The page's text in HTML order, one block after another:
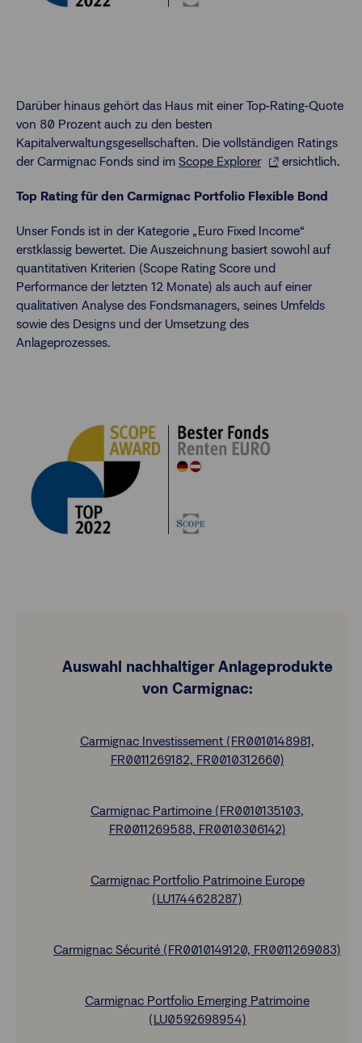
Darüber hinaus gehört das Haus mit einer Top-Rating-Quote
von 80 Prozent auch zu den besten
Kapitalverwaltungsgesellschaften. Die vollständigen Ratings
der Carmignac Fonds sind im Scope Explorer ersichtlich.
Top Rating für den Carmignac Portfolio Flexible Bond
Unser Fonds ist in der Kategorie „Euro Fixed Income“
erstklassig bewertet. Die Auszeichnung basiert sowohl auf
quantitativen Kriterien (Scope Rating Score und
Performance der letzten 12 Monate) als auch auf einer
qualitativen Analyse des Fondsmanagers, seines Umfelds
sowie des Designs und der Umsetzung des
Anlageprozesses.
Auswahl nachhaltiger Anlageprodukte
von Carmignac:
Carmignac Investissement (FR0010148981,
FR0011269182, FR0010312660)
Carmignac Partimoine (FR0010135103,
FR0011269588, FR0010306142)
Carmignac Portfolio Patrimoine Europe
(LU1744628287)
Carmignac Sécurité (FR0010149120, FR0011269083)
Carmignac Portfolio Emerging Patrimoine
(LU0592698954)